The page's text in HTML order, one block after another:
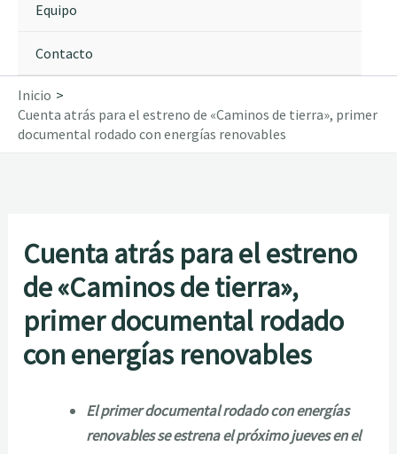
Equipo
Contacto
Inicio
Cuenta atrás para el estreno de «Caminos de tierra», primer
documental rodado con energías renovables
Cuenta atrás para el estreno
de «Caminos de tierra»,
primer documental rodado
con energías renovables
El primer documental rodado con energías
renovables se estrena el próximo jueves en el